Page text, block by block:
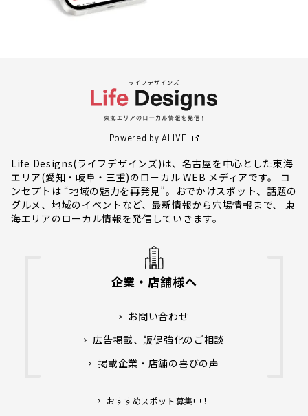
Powered by ALIVE
Life Designs(ライフデザインズ)は、名古屋を中心とした東海
エリア(愛知・岐阜・三重)のローカル WEB メディアです。 コ
ンセプトは “地域の魅力を再発見”。おでかけスポット、話題の
グルメ、地域のイベントなど、最新情報から穴場情報まで、 東
海エリアのローカル情報を発信していきます。
企業・店舗様へ
お問い合わせ
広告掲載、販促強化のご相談
掲載企業・店舗の喜びの声
おすすめスポット募集中！